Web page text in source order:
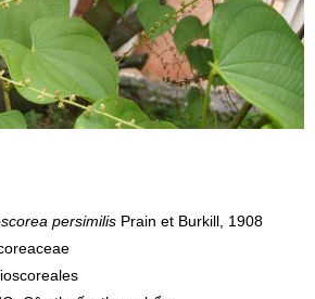
persimilis Prain et Burkill, 1908